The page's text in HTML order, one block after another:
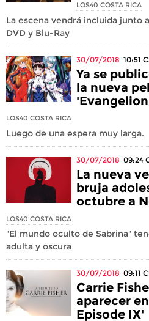
LOS40 COSTA RICA
La escena vendrá incluida junto
DVD y Blu-Ray
30/07/2018 10:51
Ya se
la nueva
LOS40 COSTA RICA
Luego de una espera muy larga.
30/07/2018 09:24
La nueva
bruja
octubre a
LOS40 COSTA RICA
"El mundo oculto de Sabrina"
adulta y oscura
30/07/2018 09:11
Carrie
aparecer
Episode IX'